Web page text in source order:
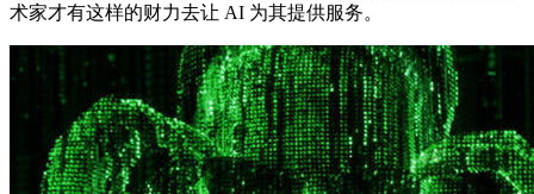
术家才有这样的财力去让 AI 为其提供服务。